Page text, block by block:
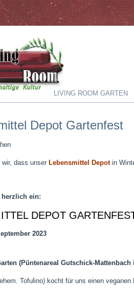
LIVING ROOM GARTEN
Depot Gartenfest
wir, dass unser Lebensmittel Depot in
ein:
DEPOT
2023
(Püntenareal Gutschick-
Tofulino) kocht für uns einen